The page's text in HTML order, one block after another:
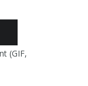
(GIF,